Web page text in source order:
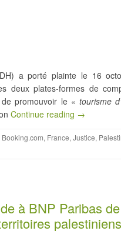
a porté plainte le 16
deux plates-formes de
promouvoir le « tourisme
Continue reading →
Booking.com, France, Justice,
à BNP Paribas